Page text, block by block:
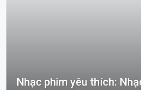
Nhạc phim yêu thích: